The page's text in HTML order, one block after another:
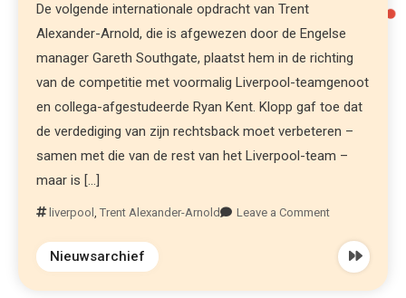
De volgende internationale opdracht van Trent
Alexander-Arnold, die is afgewezen door de Engelse
manager Gareth Southgate, plaatst hem in de richting
van de competitie met voormalig Liverpool-teamgenoot
en collega-afgestudeerde Ryan Kent. Klopp gaf toe dat
de verdediging van zijn rechtsback moet verbeteren –
samen met die van de rest van het Liverpool-team –
maar is […]
liverpool,Trent Alexander-Arnold Leave a Comment
Nieuwsarchief